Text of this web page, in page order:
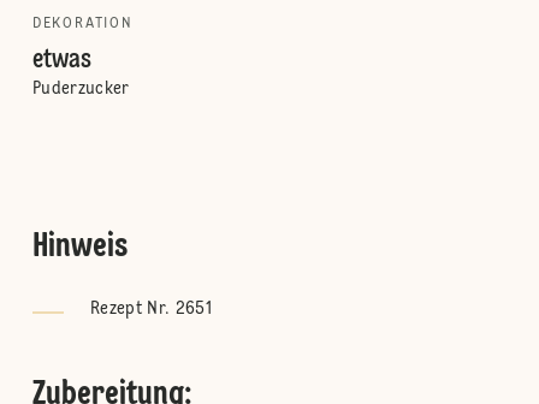
DEKORATION
etwas
Puderzucker
Hinweis
Rezept Nr. 2651
Zubereitung: